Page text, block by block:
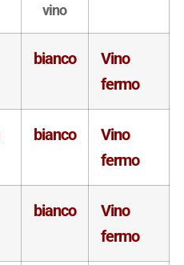
vino
bianco
Vino
fermo
bianco
Vino
fermo
bianco
Vino
fermo